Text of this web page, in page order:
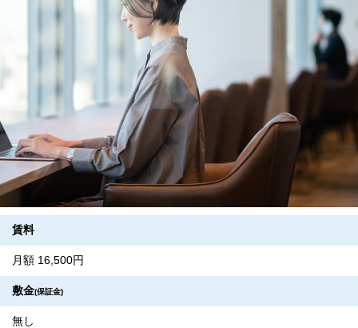
賃料
月額 16,500円
敷金(保証金)
無し